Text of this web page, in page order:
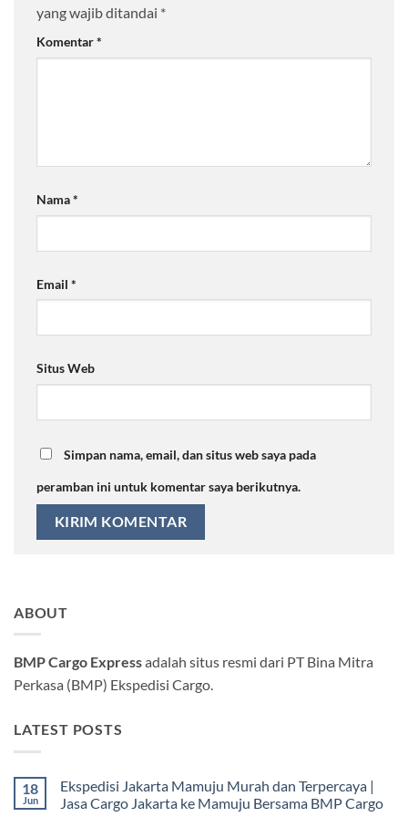
yang wajib ditandai *
Komentar*
Nama*
Email *
Situs Web
Simpan nama, email, dan situs web saya pada
peramban ini untuk komentar saya berikutnya.
ABOUT
BMP Cargo Expressadalah situs resmi dari PT Bina Mitra
Perkasa (BMP) Ekspedisi Cargo.
LATEST POSTS
18
Jun
Ekspedisi Jakarta Mamuju Murah dan Terpercaya |
Jasa Cargo Jakarta ke Mamuju Bersama BMP Cargo